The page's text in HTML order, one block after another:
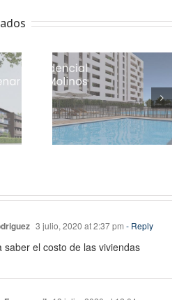
Los
Residencial Intercívitas I:
Bienvenido a tu nuevo
hogar…
3 julio, 2020 at 2:37 pm - Reply
saber el costo de las viviendas